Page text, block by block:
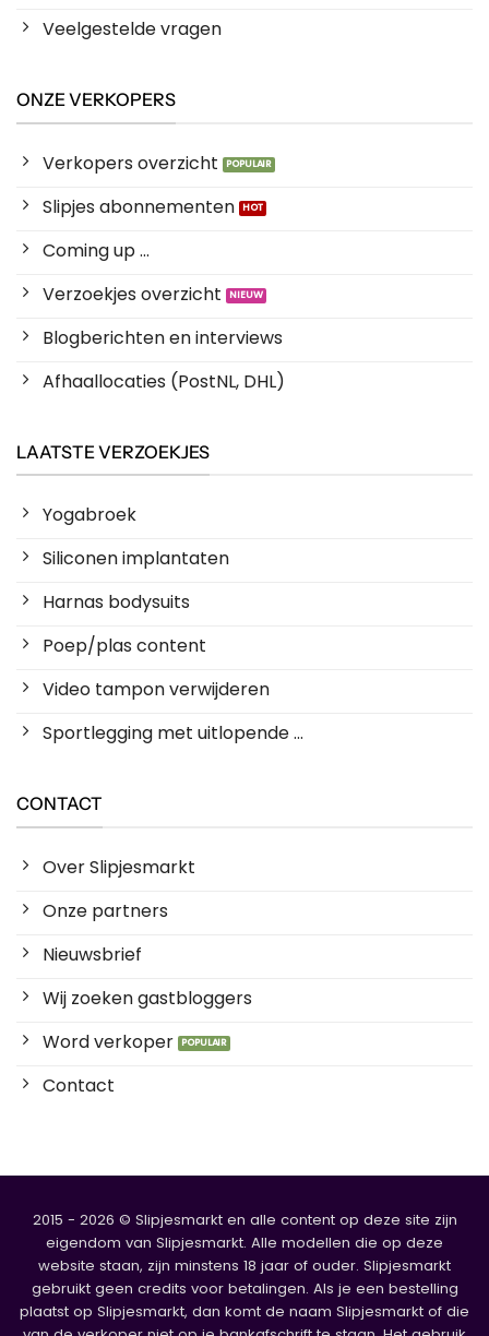
Veelgestelde vragen
ONZE VERKOPERS
Verkopers overzicht
Slipjes abonnementen
Coming up ...
Verzoekjes overzicht
Blogberichten en interviews
Afhaallocaties (PostNL, DHL)
LAATSTE VERZOEKJES
Yogabroek
Siliconen implantaten
Harnas bodysuits
Poep/plas content
Video tampon verwijderen
Sportlegging met uitlopende ...
CONTACT
Over Slipjesmarkt
Onze partners
Nieuwsbrief
Wij zoeken gastbloggers
Word verkoper
Contact
2015 - 2026 © Slipjesmarkt en alle content op deze site zijn
eigendom van Slipjesmarkt. Alle modellen die op deze
website staan, zijn minstens 18 jaar of ouder. Slipjesmarkt
gebruikt geen credits voor betalingen. Als je een bestelling
plaatst op Slipjesmarkt, dan komt de naam Slipjesmarkt of die